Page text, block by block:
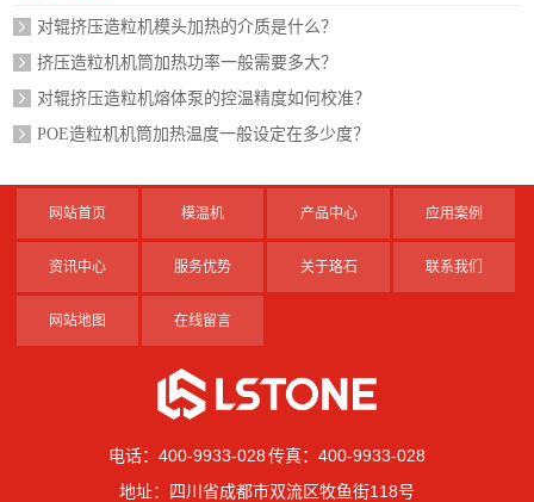
对辊挤压造粒机模头加热的介质是什么？
挤压造粒机机筒加热功率一般需要多大？
对辊挤压造粒机熔体泵的控温精度如何校准？
POE造粒机机筒加热温度一般设定在多少度？
网站首页 模温机 产品中心 应用案例
资讯中心 服务优势 关于珞石 联系我们
网站地图 在线留言
电话：400-9933-028 传真：400-9933-028
地址：四川省成都市双流区牧鱼街118号